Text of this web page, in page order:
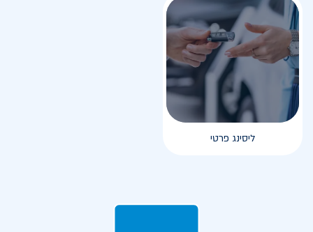
ליסינג פרטי